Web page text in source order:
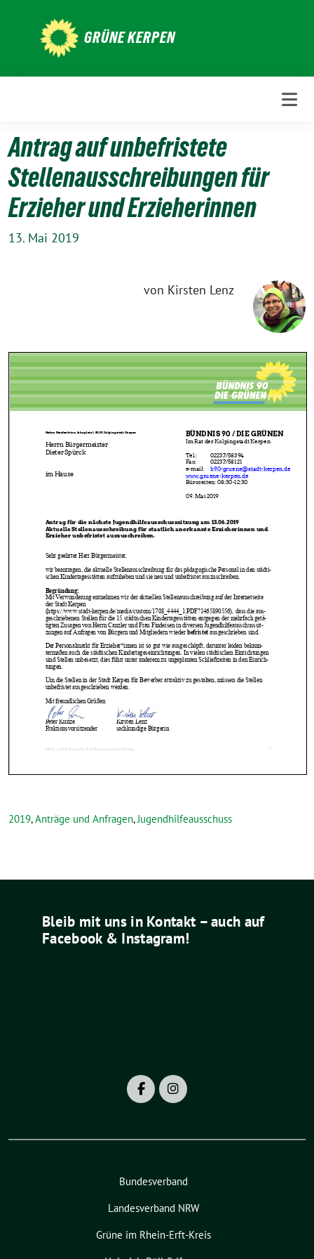
GRÜNE KERPEN
Antrag auf unbefristete
Stellenausschreibungen für
Erzieher und Erzieherinnen
13. Mai 2019
von Kirsten Lenz
2019,Anträge und Anfragen, Jugendhilfeausschuss
Bleib mit uns in Kontakt – auch auf
Facebook & Instagram!
Bundesverband
Landesverband NRW
Grüne im Rhein-Erft-Kreis